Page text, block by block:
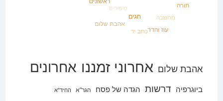
אהבת שלום אחרוני זמננו אחרונים
ביוגרפיה דרשות הגדה של פסח הגר"א החיד"א